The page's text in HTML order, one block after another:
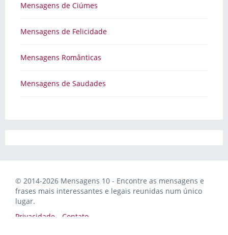
Mensagens de Ciúmes
Mensagens de Felicidade
Mensagens Românticas
Mensagens de Saudades
© 2014-2026 Mensagens 10 - Encontre as mensagens e
frases mais interessantes e legais reunidas num único
lugar.
Privacidade
Contato